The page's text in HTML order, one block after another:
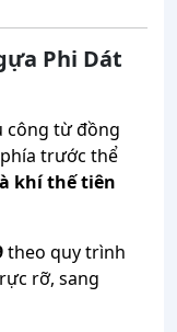
Phi Dát
công từ đồng
trước thể
khí thế tiên
theo quy trình
rỡ, sang